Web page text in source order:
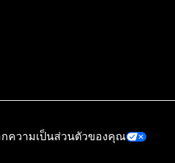
กความเป็นส่วนตัวของคุณ